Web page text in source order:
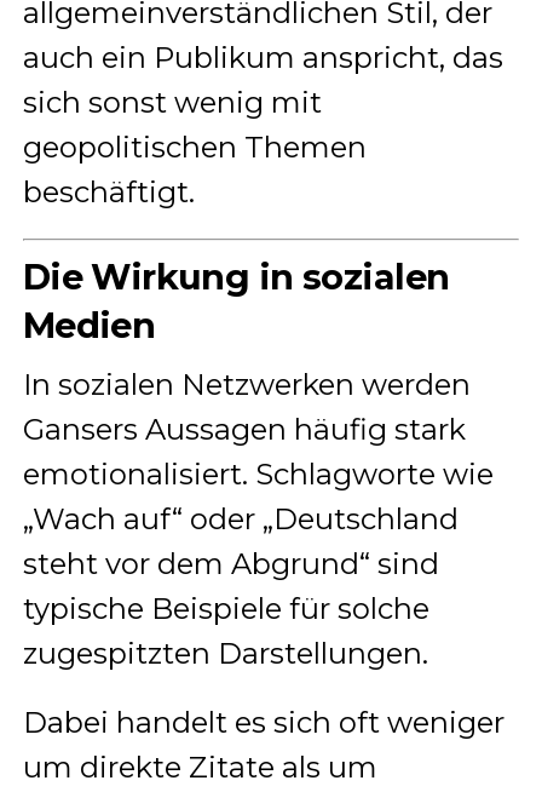
allgemeinverständlichen Stil, der
auch ein Publikum anspricht, das
sich sonst wenig mit
geopolitischen Themen
beschäftigt.
Die Wirkung in sozialen
Medien
In sozialen Netzwerken werden
Gansers Aussagen häufig stark
emotionalisiert. Schlagworte wie
„Wach auf“ oder „Deutschland
steht vor dem Abgrund“ sind
typische Beispiele für solche
zugespitzten Darstellungen.
Dabei handelt es sich oft weniger
um direkte Zitate als um